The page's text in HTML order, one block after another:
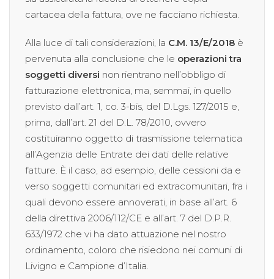
cartacea della fattura, ove ne facciano richiesta.
Alla luce di tali considerazioni, la C.M. 13/E/2018 è
pervenuta alla conclusione che le operazioni tra
soggetti diversi non rientrano nell’obbligo di
fatturazione elettronica, ma, semmai, in quello
previsto dall’art. 1, co. 3-bis, del D.Lgs. 127/2015 e,
prima, dall’art. 21 del D.L. 78/2010, ovvero
costituiranno oggetto di trasmissione telematica
all’Agenzia delle Entrate dei dati delle relative
fatture. È il caso, ad esempio, delle cessioni da e
verso soggetti comunitari ed extracomunitari, fra i
quali devono essere annoverati, in base all’art. 6
della direttiva 2006/112/CE e all’art. 7 del D.P.R.
633/1972 che vi ha dato attuazione nel nostro
ordinamento, coloro che risiedono nei comuni di
Livigno e Campione d’Italia.